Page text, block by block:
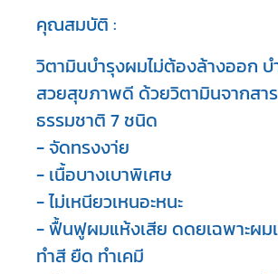
คุณสมบัติ :
วิตามินบำรุงผมไม่ต้องล้างออก บ
สวยสุขภาพดี ด้วยวิตามินจากสา
ธรรมชาติ 7 ชนิด
- จัดทรงงา่ย
- เนื้อบางเบาพิเศษ
- ไม่เหนียวเหนอะหนะ
- ฟื้นฟูผมแห้งเสีย ดดยเฉพาะผม
ทำสี ยืด ทำเคมี